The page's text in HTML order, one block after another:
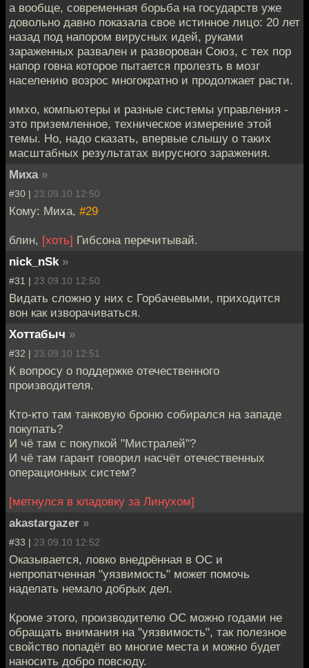
а вообще, современная борьба на государств уже
довольно давно показала свое истинное лицо: 20 лет
назад под напором вирусных идей, руками
зараженных развален и разворован Союз, с тех пор
напор говна которое пытается пролезть в мозг
населению возрос многократно и продолжает расти.
имхо, компьютеры и разные системы управления -
это приземленное, техническое измерение этой
темы. Но, надо сказать, впервые слышу о таких
масштабных результатах вирусного заражения.
Миха »
#30 | 23.09.10 12:50
Кому: Миха, #29
блин, [хоть] Гибсона перечитывай.
nick_nSk »
#31 | 23.09.10 12:50
Видать сложно у них с Горбачевыми, приходится
вон как изворачиваться.
Хоттабыч »
#32 | 23.09.10 12:51
К вопросу о поддержке отечественного
производителя.
Кто-кто там танковую броню собирался на западе
покупать?
И чё там с покупкой "Мистралей"?
И чё там гарант говорил насчёт отечественных
операционных систем?
[метнулся в кладовку за Линухом]
akastargazer »
#33 | 23.09.10 12:52
Оказывается, ловко внедрённая в ОС и
непропатченная "уязвимость" может помочь
наделать немало добрых дел.
Кроме этого, производителю ОС можно годами не
обращать внимания на "уязвимость", так полезное
свойство попадёт во многие места и можно будет
наносить добро повсюду.